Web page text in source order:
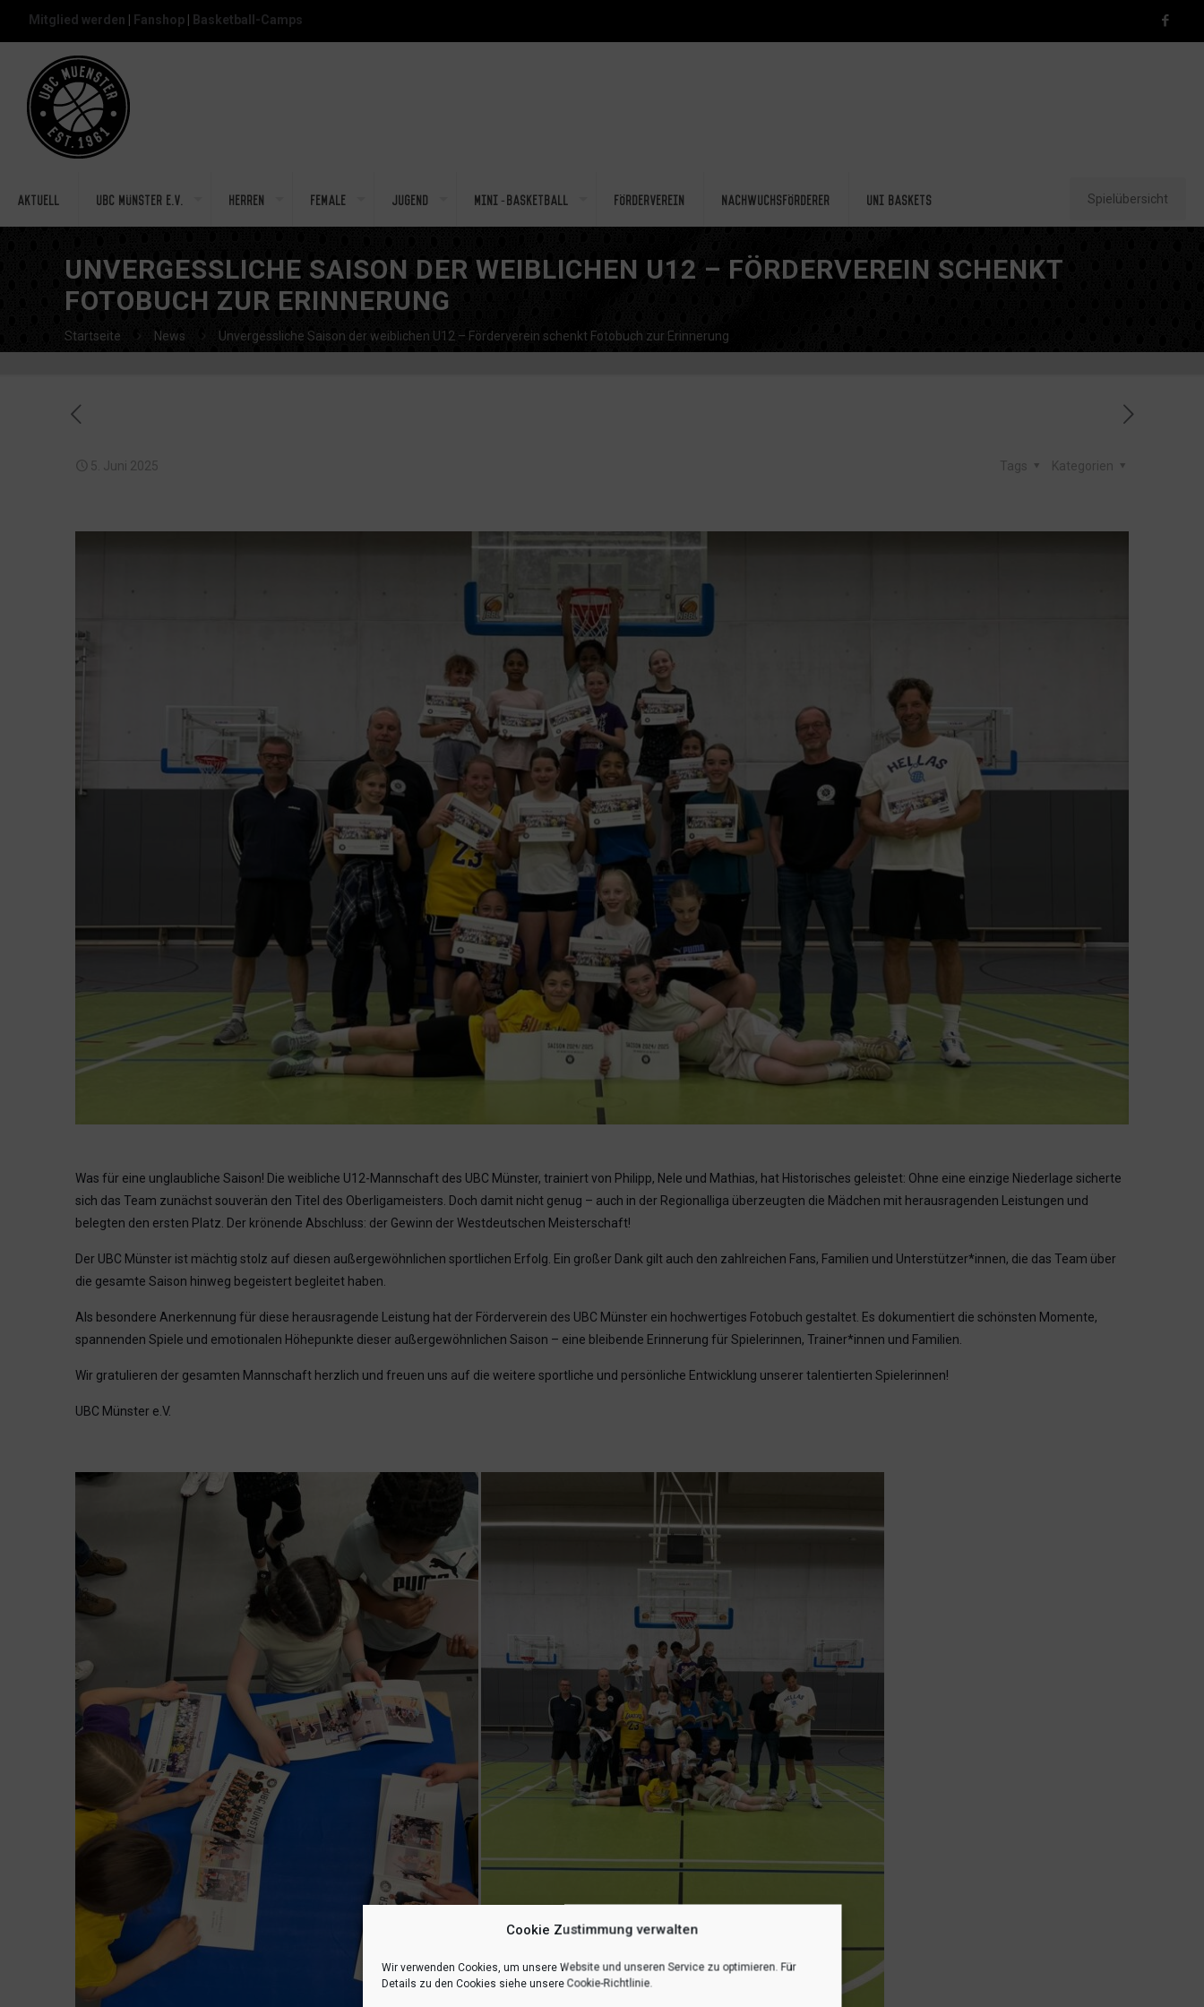
Cookie Zustimmung verwalten
Wir verwenden Cookies, um unsere Website und unseren Service zu optimieren. Für
Details zu den Cookies siehe unsere Cookie-Richtlinie.
Mitglied werden Fanshop Basketball-Camps
Aktuell UBC Münster e.V. Herren Female Jugend Mini-Basketball Förderverein Nachwuchsförderer Uni Baskets Spielübersicht
UNVERGESSLICHE SAISON DER WEIBLICHEN U12 – FÖRDERVEREIN SCHENKT
FOTOBUCH ZUR ERINNERUNG
Startseite News Unvergessliche Saison der weiblichen U12 – Förderverein schenkt Fotobuch zur Erinnerung
5. Juni 2025 Kategorien
Tags
Was für eine unglaubliche Saison! Die weibliche U12-Mannschaft des UBC Münster, trainiert von Philipp, Nele und Mathias, hat Historisches geleistet: Ohne eine einzige Niederlage sicherte
sich das Team zunächst souverän den Titel des Oberligameisters. Doch damit nicht genug – auch in der Regionalliga überzeugten die Mädchen mit herausragenden Leistungen und
belegten den ersten Platz. Der krönende Abschluss: der Gewinn der Westdeutschen Meisterschaft!
Der UBC Münster ist mächtig stolz auf diesen außergewöhnlichen sportlichen Erfolg. Ein großer Dank gilt auch den zahlreichen Fans, Familien und Unterstützer*innen, die das Team über
die gesamte Saison hinweg begeistert begleitet haben.
Als besondere Anerkennung für diese herausragende Leistung hat der Förderverein des UBC Münster ein hochwertiges Fotobuch gestaltet. Es dokumentiert die schönsten Momente,
spannenden Spiele und emotionalen Höhepunkte dieser außergewöhnlichen Saison – eine bleibende Erinnerung für Spielerinnen, Trainer*innen und Familien.
Wir gratulieren der gesamten Mannschaft herzlich und freuen uns auf die weitere sportliche und persönliche Entwicklung unserer talentierten Spielerinnen!
UBC Münster e.V.